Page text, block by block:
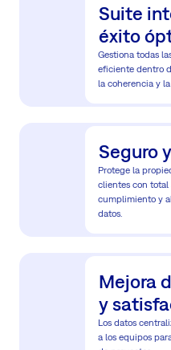
Suite
éxito
Gestiona todas
eficiente dentro
la coherencia y
Seguro
Protege la
clientes con
cumplimiento y
datos.
Mejora
y
Los datos
a los equipos